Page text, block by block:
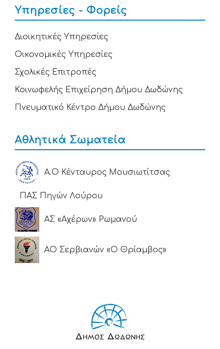
Υπηρεσίες - Φορείς
Διοικητικές Υπηρεσίες
Οικονομικές Υπηρεσίες
Σχολικές Επιτροπές
Κοινωφελής Επιχείρηση Δήμου Δωδώνης
Πνευματικό Κέντρο Δήμου Δωδώνης
Αθλητικά Σωματεία
Α.Ο Κένταυρος Μουσιωτίτσας
ΠΑΣ Πηγών Λούρου
ΑΣ «Αχέρων» Ρωμανού
ΑΟ Σερβιανών «Ο Θρίαμβος»